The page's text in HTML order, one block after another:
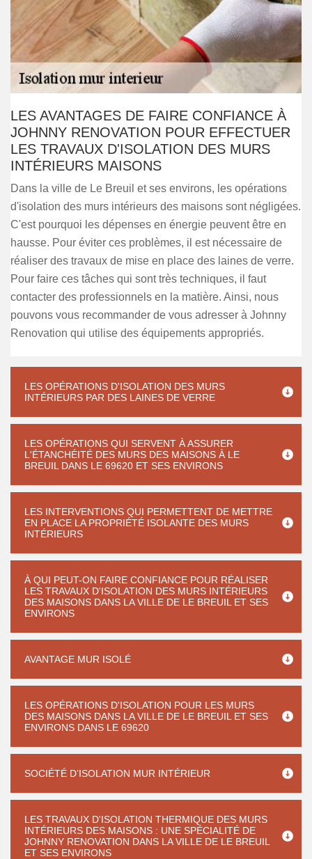
LES AVANTAGES DE FAIRE CONFIANCE À
JOHNNY RENOVATION POUR EFFECTUER
LES TRAVAUX D'ISOLATION DES MURS
INTÉRIEURS MAISONS
Dans la ville de Le Breuil et ses environs, les opérations
d'isolation des murs intérieurs des maisons sont négligées.
C'est pourquoi les dépenses en énergie peuvent être en
hausse. Pour éviter ces problèmes, il est nécessaire de
réaliser des travaux de mise en place des laines de verre.
Pour faire ces tâches qui sont très techniques, il faut
contacter des professionnels en la matière. Ainsi, nous
pouvons vous recommander de vous adresser à Johnny
Renovation qui utilise des équipements appropriés.
LES OPÉRATIONS D'ISOLATION DES MURS
INTÉRIEURS PAR DES LAINES DE VERRE
LES OPÉRATIONS QUI SERVENT À ASSURER
L'ÉTANCHÉITÉ DES MURS DES MAISONS À LE
BREUIL DANS LE 69620 ET SES ENVIRONS
LES INTERVENTIONS QUI PERMETTENT DE METTRE
EN PLACE LA PROPRIÉTÉ ISOLANTE DES MURS
INTÉRIEURS
À QUI PEUT-ON FAIRE CONFIANCE POUR RÉALISER
LES TRAVAUX D'ISOLATION DES MURS INTÉRIEURS
DES MAISONS DANS LA VILLE DE LE BREUIL ET SES
ENVIRONS
AVANTAGE MUR ISOLÉ
LES OPÉRATIONS D'ISOLATION POUR LES MURS
DES MAISONS DANS LA VILLE DE LE BREUIL ET SES
ENVIRONS DANS LE 69620
SOCIÉTÉ D’ISOLATION MUR INTÉRIEUR
LES TRAVAUX D'ISOLATION THERMIQUE DES MURS
INTÉRIEURS DES MAISONS : UNE SPÉCIALITÉ DE
JOHNNY RENOVATION DANS LA VILLE DE LE BREUIL
ET SES ENVIRONS